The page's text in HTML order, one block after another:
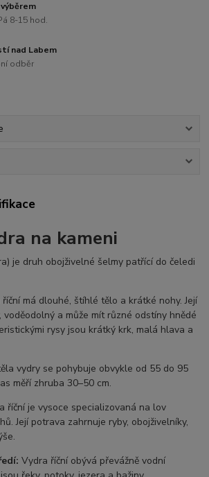
8-15 hod.
nad Labem
odběr
na kameni
je druh obojživelné šelmy patřící do čeledi
má dlouhé, štíhlé tělo a krátké nohy. Její
voděodolný a může mít různé odstíny hnědé
rysy jsou krátký krk, malá hlava a
vydry se pohybuje obvykle od 55 do 95
měří zhruba 30–50 cm.
říční je vysoce specializovaná na lov
Její potrava zahrnuje ryby, obojživelníky,
Vydra říční obývá převážně vodní